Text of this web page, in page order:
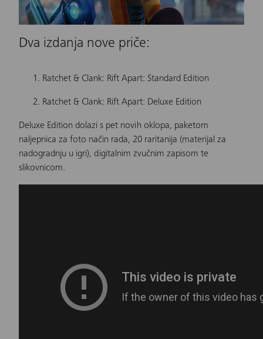
Dva izdanja nove priče:
Ratchet & Clank: Rift Apart: Standard Edition
Ratchet & Clank: Rift Apart: Deluxe Edition
Deluxe Edition dolazi s pet novih oklopa, paketom
naljepnica za foto način rada, 20 raritanija (materijal za
nadogradnju u igri), digitalnim zvučnim zapisom te
slikovnicom.